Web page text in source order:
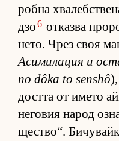
робна
дзо6 от­казва
не­то. Чрез своя
Аси­ми­ла­ция и
no dôka to senshô
достта от името
не­го­вия на­род
щес­т­во“.